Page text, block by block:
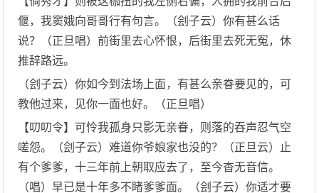
偃，我窦娥向哥哥行有句言。（刽子云）你有甚么话
说？（正旦唱）前街里去心怀恨，后街里去死无冤，休
推辞路远。
（刽子云）你如今到法场上面，有甚么亲眷要见的，可
教他过来，见你一面也好。（正旦唱）
【叨叨令】可怜我孤身只影无亲眷，则落的吞声忍气空
嗟怨。（刽子云）难道你爷娘家也没的？（正旦云）止
有个爹爹，十三年前上朝取应去了，至今杳无音信。
（唱）早已是十年多不睹爹爹面。（刽子云）你适才要